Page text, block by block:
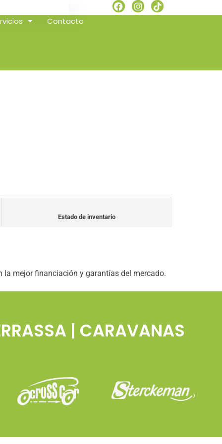
Contacto
Estado de inventario
la mejor financiación y garantías del mercado.
| CARAVANAS